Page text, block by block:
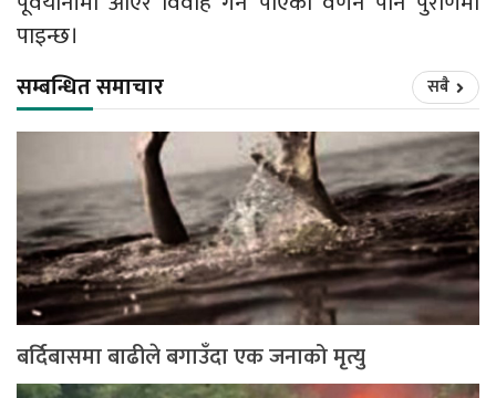
पाइन्छ।
सम्बन्धित समाचार सबै
बर्दिबासमा बाढीले बगाउँदा एक जनाको मृत्यु